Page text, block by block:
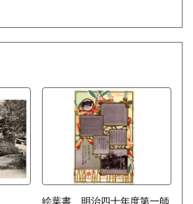
絵葉書 明治四十年度第一師